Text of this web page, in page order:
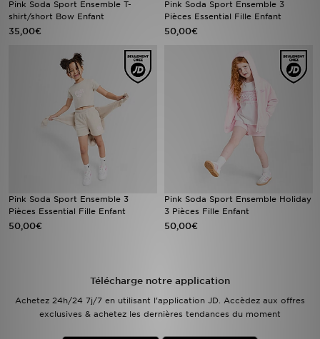
Pink Soda Sport Ensemble T-
shirt/short Bow Enfant
35,00€
Pink Soda Sport Ensemble 3
Pièces Essential Fille Enfant
50,00€
Pink Soda Sport Ensemble 3
Pièces Essential Fille Enfant
50,00€
Pink Soda Sport Ensemble Holiday
3 Pièces Fille Enfant
50,00€
Télécharge notre application
Achetez 24h/24 7j/7 en utilisant l'application JD. Accèdez aux offres
exclusives & achetez les dernières tendances du moment
Mon JD
Suivre Ma Commande
Service client
Nos Magasins
Télécharge l'Appli